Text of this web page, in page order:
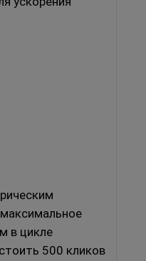
в цикле
500 кликов